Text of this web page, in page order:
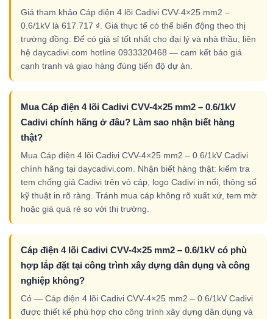
Giá tham khảo Cáp điện 4 lõi Cadivi CVV-4×25 mm2 –
0.6/1kV là 617.717 ₫. Giá thực tế có thể biến động theo thị
trường đồng. Để có giá sỉ tốt nhất cho đại lý và nhà thầu, liên
hệ daycadivi.com hotline 0933320468 — cam kết báo giá
cạnh tranh và giao hàng đúng tiến độ dự án.
Mua Cáp điện 4 lõi Cadivi CVV-4×25 mm2 – 0.6/1kV
Cadivi chính hãng ở đâu? Làm sao nhận biết hàng
thật?
Mua Cáp điện 4 lõi Cadivi CVV-4×25 mm2 – 0.6/1kV Cadivi
chính hãng tại daycadivi.com. Nhận biết hàng thật: kiểm tra
tem chống giả Cadivi trên vỏ cáp, logo Cadivi in nổi, thông số
kỹ thuật in rõ ràng. Tránh mua cáp không rõ xuất xứ, tem mờ
hoặc giá quá rẻ so với thị trường.
Cáp điện 4 lõi Cadivi CVV-4×25 mm2 – 0.6/1kV có phù
hợp lắp đặt tại công trình xây dựng dân dụng và công
nghiệp không?
Có — Cáp điện 4 lõi Cadivi CVV-4×25 mm2 – 0.6/1kV Cadivi
được thiết kế phù hợp cho công trình xây dựng dân dụng và